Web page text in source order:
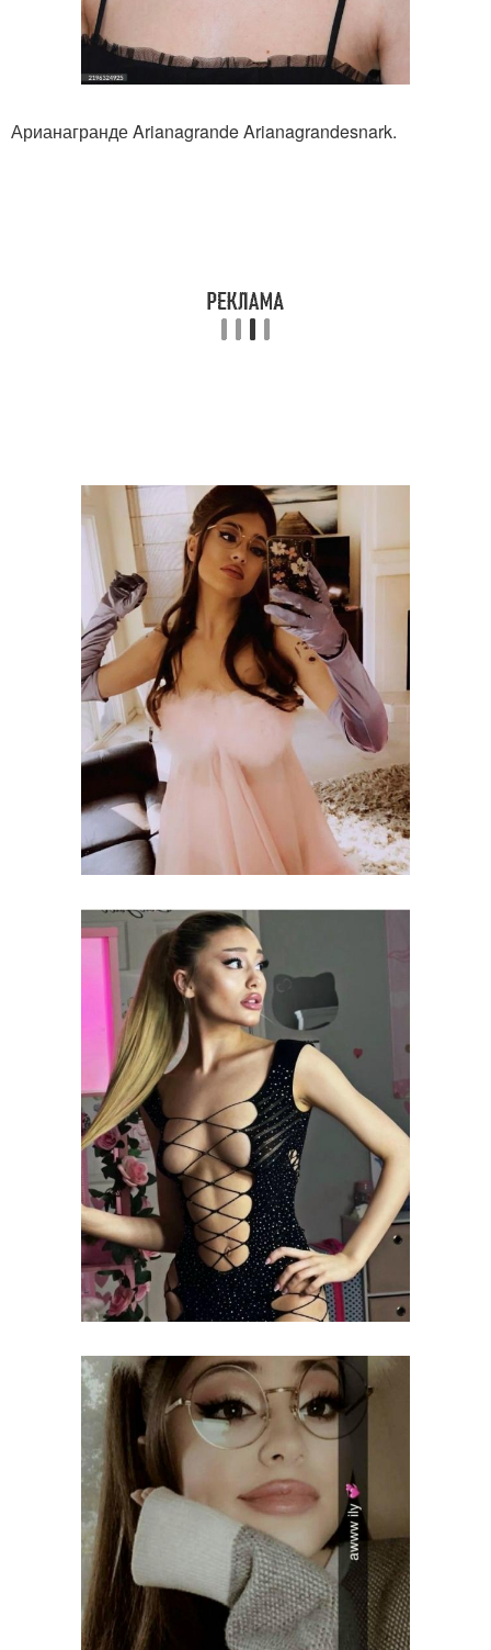
Арианагранде Arianagrande Arianagrandesnark.